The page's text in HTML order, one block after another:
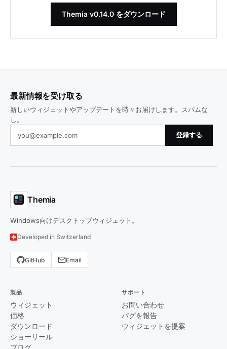
Themia v0.14.0 をダウンロード
最新情報を受け取る
新しいウィジェットやアップデートを時々お届けします。スパムな
し。
登録する
Themia
Windows向けデスクトップウィジェット。
Developed in Switzerland
GitHub Email
製品
ウィジェット
価格
ダウンロード
ショーリール
サポート
お問い合わせ
バグを報告
ウィジェットを提案